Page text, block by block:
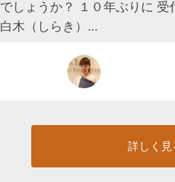
でしょうか？ １０年ぶりに
白木（しらき）...
詳しく見